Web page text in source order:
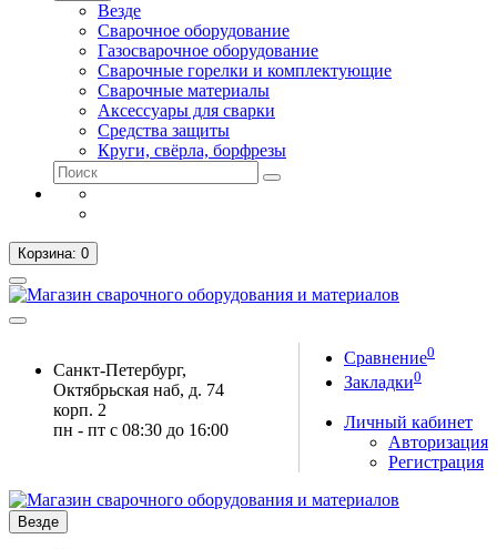
Везде
Сварочное оборудование
Газосварочное оборудование
Сварочные горелки и комплектующие
Сварочные материалы
Аксессуары для сварки
Средства защиты
Круги, свёрла, борфрезы
Корзина: 0
Санкт-Петербург,
Октябрьская наб, д. 74
корп. 2
пн - пт с 08:30 до 16:00
Сравнение0
Закладки0
Личный кабинет
Авторизация
Регистрация
Везде